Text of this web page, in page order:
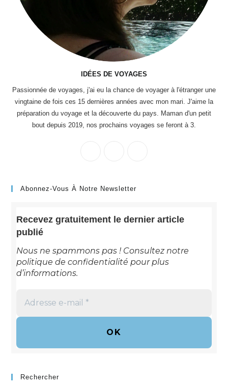
IDÉES DE VOYAGES
Passionnée de voyages, j'ai eu la chance de voyager à l'étranger une
vingtaine de fois ces 15 dernières années avec mon mari. J'aime la
préparation du voyage et la découverte du pays. Maman d'un petit
bout depuis 2019, nos prochains voyages se feront à 3.
Abonnez-Vous À Notre Newsletter
Recevez gratuitement le dernier article
publié
Nous ne spammons pas ! Consultez notre
politique de confidentialité pour plus
d’informations.
mail
Rechercher